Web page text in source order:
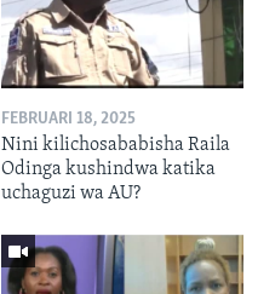
FEBRUARI 18, 2025
Nini kilichosababisha Raila
Odinga kushindwa katika
uchaguzi wa AU?